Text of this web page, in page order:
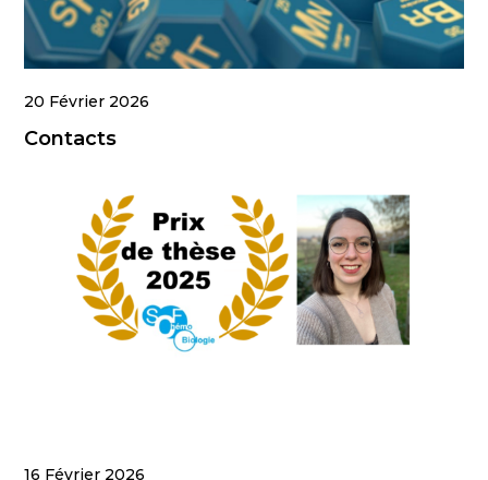
20 Février 2026
Contacts
16 Février 2026